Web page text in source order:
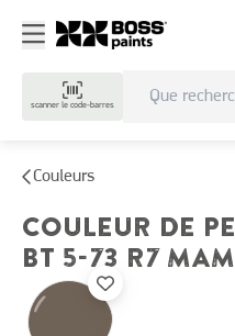
scanner le code-barres
Couleurs
COULEUR DE
BT 5-73 R7